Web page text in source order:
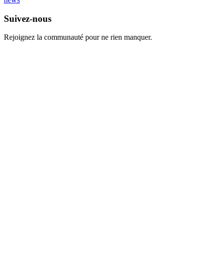
Suivez-nous
Rejoignez la communauté pour ne rien manquer.